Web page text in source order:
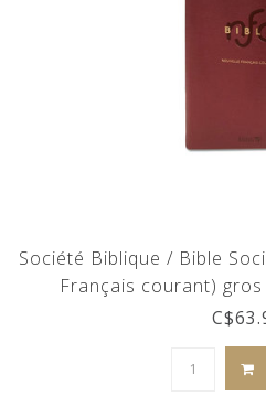
Société Biblique / Bible
Français courant)